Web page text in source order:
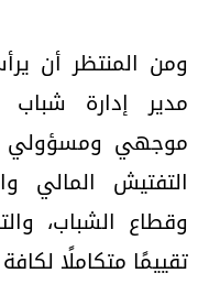
ومن المنتظر أن
مدير إدارة شباب
موجهي ومسؤولي
التفتيش المالي
وقطاع الشباب،
تقييمًا متكاملًا